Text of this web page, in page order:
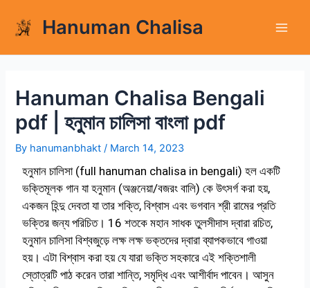
content
Hanuman Chalisa
Hanuman Chalisa Bengali
pdf | হনুমান চালিসা বাংলা pdf
By hanumanbhakt/ March 14, 2023
হনুমান চালিসা (full hanuman chalisa in bengali) হল একটি
ভক্তিমূলক গান যা হনুমান (অঞ্জনেয়া/বজরং বালি) কে উৎসর্গ করা হয়,
একজন হিন্দু দেবতা যা তার শক্তি, বিশ্বাস এবং ভগবান শ্রী রামের প্রতি
ভক্তির জন্য পরিচিত। 16 শতকে মহান সাধক তুলসীদাস দ্বারা রচিত,
হনুমান চালিসা বিশ্বজুড়ে লক্ষ লক্ষ ভক্তদের দ্বারা ব্যাপকভাবে গাওয়া
হয়। এটা বিশ্বাস করা হয় যে যারা ভক্তি সহকারে এই শক্তিশালী
স্তোত্রটি পাঠ করেন তারা শান্তি, সমৃদ্ধি এবং আশীর্বাদ পাবেন। আসুন